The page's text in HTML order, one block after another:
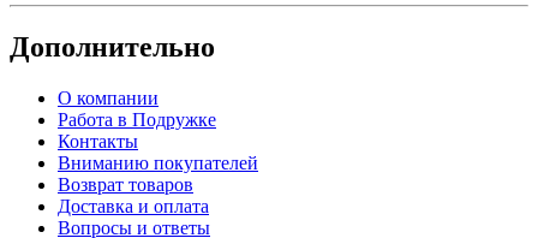
Дополнительно
О компании
Работа в Подружке
Контакты
Вниманию покупателей
Возврат товаров
Доставка и оплата
Вопросы и ответы